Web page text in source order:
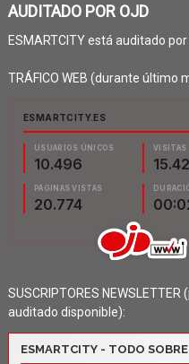
AUDITADO POR OJD
ESMARTCITY está auditado por
TRÁFICO WEB (durante último
SUSCRIPTORES
auditado disponible):